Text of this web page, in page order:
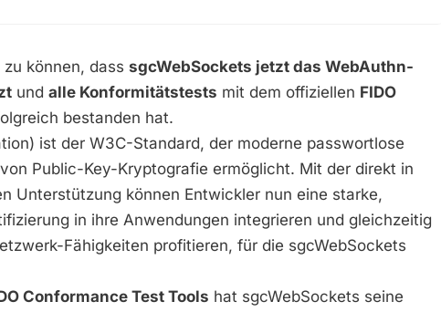
können, dass sgcWebSockets jetzt das WebAuthn-
und alle Konformitätstests mit dem offiziellen FIDO
bestanden hat.
ist der W3C-Standard, der moderne passwortlose
Public-Key-Kryptografie ermöglicht. Mit der direkt in
Unterstützung können Entwickler nun eine starke,
in ihre Anwendungen integrieren und gleichzeitig
Fähigkeiten profitieren, für die sgcWebSockets
Conformance Test Tools hat sgcWebSockets seine